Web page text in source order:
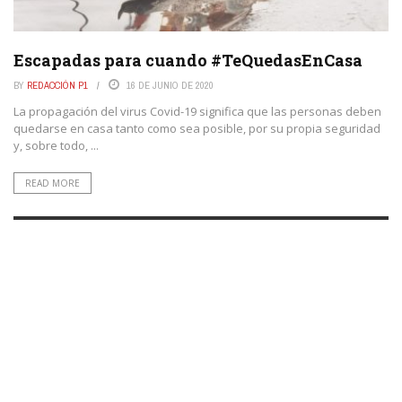
Escapadas para cuando #TeQuedasEnCasa
BY REDACCIÓN P1 16 DE JUNIO DE 2020
La propagación del virus Covid-19 significa que las personas deben
quedarse en casa tanto como sea posible, por su propia seguridad
y, sobre todo, ...
READ MORE